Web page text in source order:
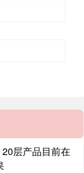
层产品目前在